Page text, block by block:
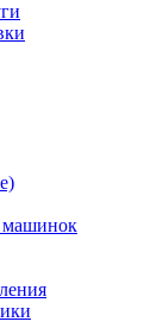
машинок